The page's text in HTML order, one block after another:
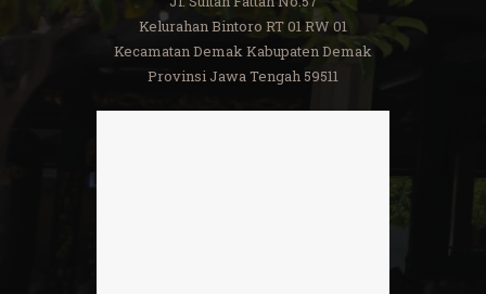
Kelurahan Bintoro RT 01 RW 01
Kecamatan Demak Kabupaten Demak
Provinsi Jawa Tengah 59511